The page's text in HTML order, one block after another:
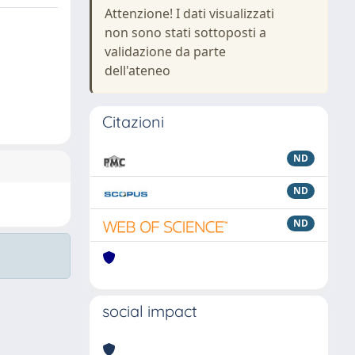
Attenzione! I dati visualizzati
non sono stati sottoposti a
validazione da parte
dell'ateneo
Citazioni
ND
ND
ND
social impact